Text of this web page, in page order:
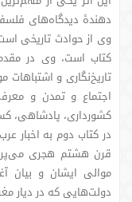
دهندۀ دیدگاه‌های
وی از حوادث تاریخی
کتاب است، وی در
تاریخ‌نگاری و
اجتماع و تمدن و
کشورداری، پادشاهی،
در کتاب دوم به اخبار
قرن هشتم هجری
موالی ایشان و بیان
دولت‌هایی که در دیار